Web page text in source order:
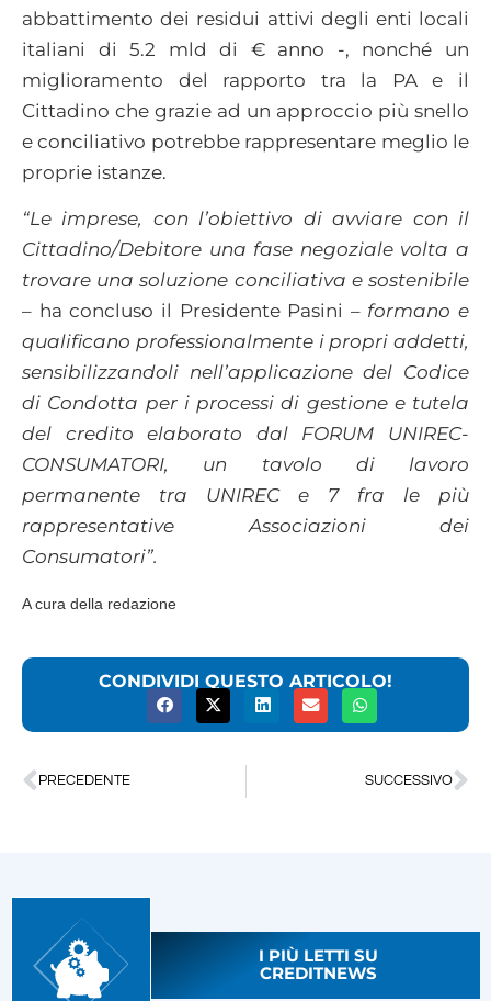
abbattimento dei residui attivi degli enti locali
italiani di 5.2 mld di € anno -, nonché un
miglioramento del rapporto tra la PA e il
Cittadino che grazie ad un approccio più snello
e conciliativo potrebbe rappresentare meglio le
proprie istanze.
“Le imprese, con l’obiettivo di avviare con il
Cittadino/Debitore una fase negoziale volta a
trovare una soluzione conciliativa e sostenibile
– ha concluso il Presidente Pasini – formano e
qualificano professionalmente i propri addetti,
sensibilizzandoli nell’applicazione del Codice
di Condotta per i processi di gestione e tutela
del credito elaborato dal FORUM UNIREC-
CONSUMATORI, un tavolo di lavoro
permanente tra UNIREC e 7 fra le più
rappresentative Associazioni dei
Consumatori”.
A cura della redazione
CONDIVIDI QUESTO ARTICOLO!
PRECEDENTE SUCCESSIVO
I PIÙ LETTI SU
CREDITNEWS